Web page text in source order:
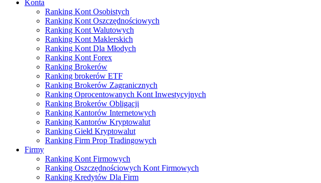
Konta
Ranking Kont Osobistych
Ranking Kont Oszczędnościowych
Ranking Kont Walutowych
Ranking Kont Maklerskich
Ranking Kont Dla Młodych
Ranking Kont Forex
Ranking Brokerów
Ranking brokerów ETF
Ranking Brokerów Zagranicznych
Ranking Oprocentowanych Kont Inwestycyjnych
Ranking Brokerów Obligacji
Ranking Kantorów Internetowych
Ranking Kantorów Kryptowalut
Ranking Giełd Kryptowalut
Ranking Firm Prop Tradingowych
Firmy
Ranking Kont Firmowych
Ranking Oszczędnościowych Kont Firmowych
Ranking Kredytów Dla Firm